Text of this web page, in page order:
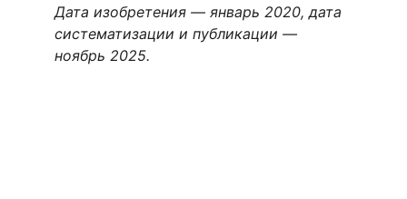
Дата изобретения — январь 2020, дата
систематизации и публикации —
ноябрь 2025.